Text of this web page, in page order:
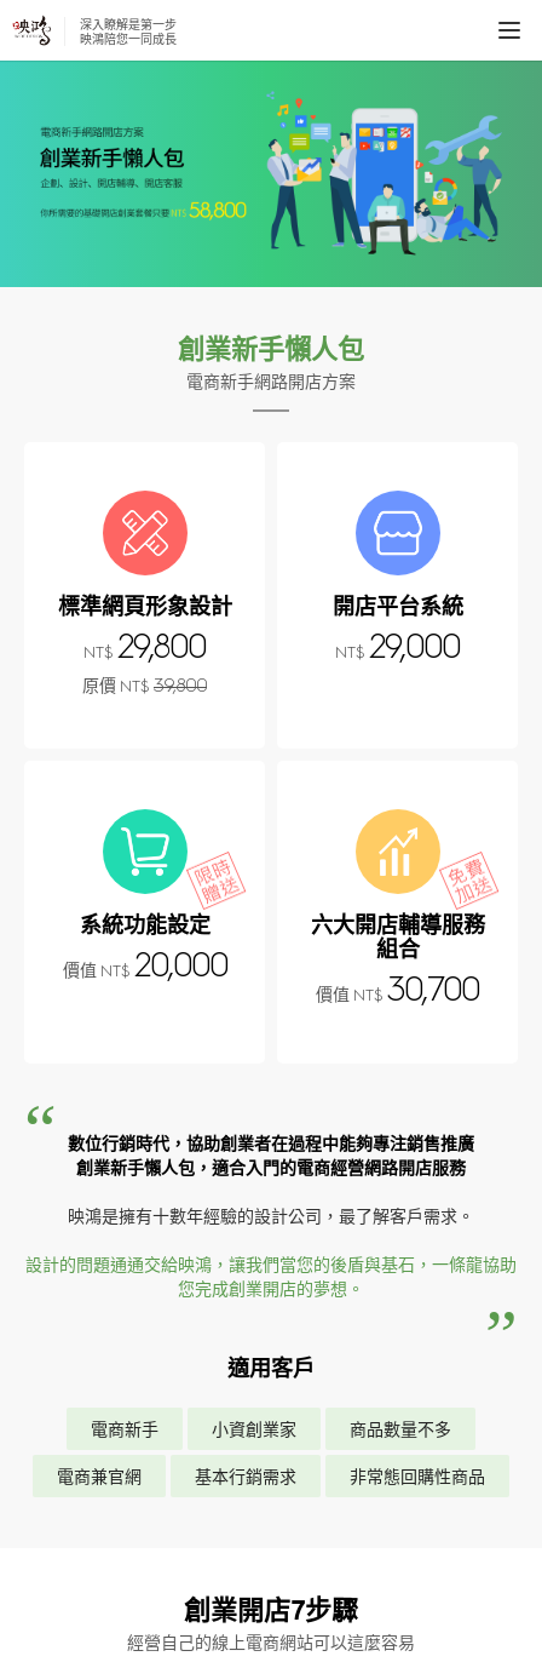
深入瞭解是第一步
映鴻陪您一同成長
創業新手懶人包
電商新手網路開店方案
標準網頁形象設計
NT$ 29,800
原價 NT$ 39,800
開店平台系統
NT$ 29,000
系統功能設定
價值 NT$ 20,000
六大開店輔導服務
組合
價值 NT$ 30,700
數位行銷時代，協助創業者在過程中能夠專注銷售推廣
創業新手懶人包，適合入門的電商經營網路開店服務
映鴻是擁有十數年經驗的設計公司，最了解客戶需求。
設計的問題通通交給映鴻，讓我們當您的後盾與基石，一條龍協助
您完成創業開店的夢想。
適用客戶
電商新手 小資創業家 商品數量不多
電商兼官網 基本行銷需求 非常態回購性商品
創業開店7步驟
經營自己的線上電商網站可以這麼容易